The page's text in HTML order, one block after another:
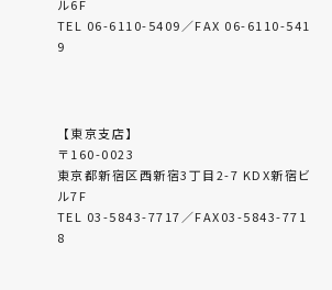
ル6F
TEL 06-6110-5409／FAX 06-6110-541
9
【東京支店】
〒160-0023
東京都新宿区西新宿3丁目2-7 KDX新宿ビ
ル7F
TEL 03-5843-7717／FAX03-5843-771
8